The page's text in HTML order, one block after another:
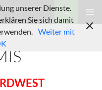
unserer Dienste.
Sie sich damit
Weiter mit